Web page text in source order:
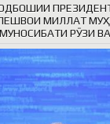
МИЛЛАТ
РӮЗИ